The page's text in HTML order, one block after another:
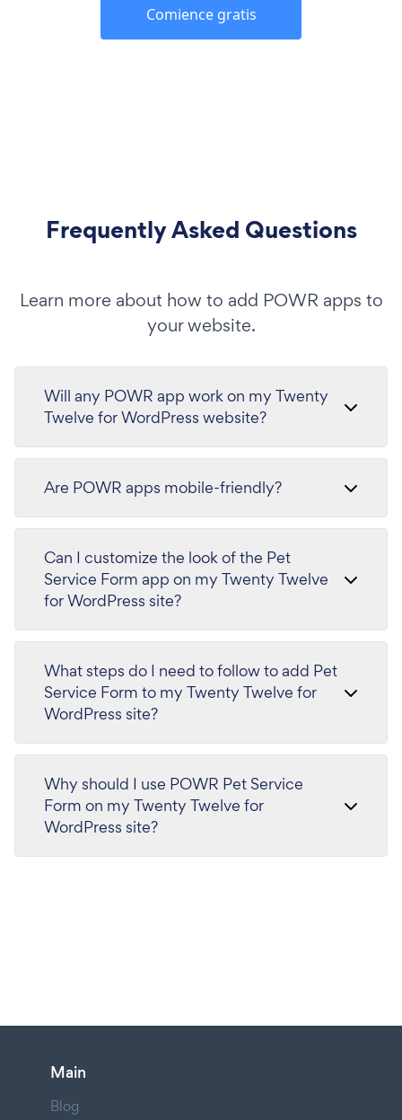
Comience gratis
Frequently Asked Questions
Learn more about how to add POWR apps to
your website.
Will any POWR app work on my Twenty
Twelve for WordPress website?
Are POWR apps mobile-friendly?
Can I customize the look of the Pet
Service Form app on my Twenty Twelve
for WordPress site?
What steps do I need to follow to add Pet
Service Form to my Twenty Twelve for
WordPress site?
Why should I use POWR Pet Service
Form on my Twenty Twelve for
WordPress site?
Main
Blog